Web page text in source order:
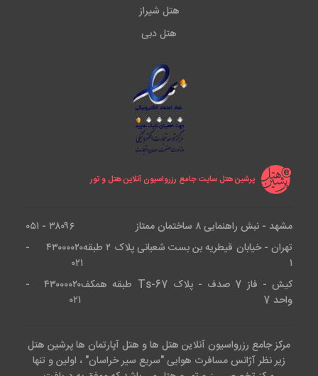
هتل شیراز
هتل دبی
پرشین هتل سایت جامع رزرواسیون آنلاین هتل و تور
مشهد - نبش راهنمایی ۸ ساختمان ممتاز
۳۸۰۹۶ - ۰۵۱
تهران - خیابان قیطریه بن بست شعبانی پلاک ۲ طبقه
۱
۴۳۰۰۰۰۲۰ -
۰۲۱
کیش - فاز 7 صدف - پلاک Ts-67 طبقه همکف
واحد 7
۴۳۰۰۰۰۲۰ -
۰۲۱
مرکز جامع رزرواسیون آنلاین هتل ها و هتل آپارتمان ها پرشین هتل
زیر نظر آژانس مسافرت هوایی "سریع سیر خراسان" ، اولین و تنها